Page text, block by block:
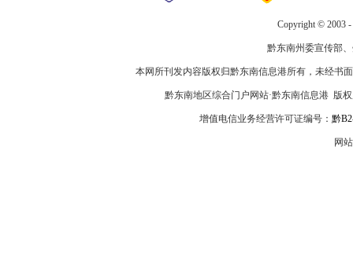
Copyright © 2003
黔东南州委宣传部
本网所刊发内容版权归黔东南信息港所有，未经书
黔东南地区综合门户网站·黔东南信息港 版
增值电信业务经营许可证编号： 黔
网